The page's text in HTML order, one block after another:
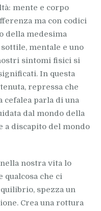
mente e corpo
ma con codici
della medesima
mentale e uno
sintomi fisici si
In questa
repressa che
parla di una
dal mondo della
a discapito del mondo
nostra vita lo
qualcosa che ci
spezza un
Crea una rottura